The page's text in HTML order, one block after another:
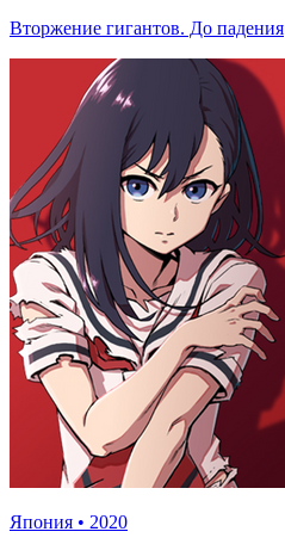
Вторжение гигантов. До падения
Япония • 2020